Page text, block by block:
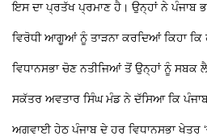
ਇਸ ਦਾ ਪ੍ਰਤੱਖ ਪ੍ਰਮਾਣ ਹੈ। ਉਨ੍ਹਾਂ ਨੇ ਪੰਜਾਬ
ਵਿਰੋਧੀ ਆਗੂਆਂ ਨੂੰ ਤਾੜਨਾ ਕਰਦਿਆਂ ਕਿਹਾ ਕਿ
ਵਿਧਾਨਸਭਾ ਚੋਣ ਨਤੀਜਿਆਂ ਤੋਂ ਉਨ੍ਹਾਂ ਨੂੰ ਸਬਕ
ਸਕੱਤਰ ਅਵਤਾਰ ਸਿੰਘ ਮੰਡ ਨੇ ਦੱਸਿਆ ਕਿ
ਅਗਵਾਈ ਹੇਠ ਪੰਜਾਬ ਦੇ ਹਰ ਵਿਧਾਨਸਭਾ ਖੇਤਰ